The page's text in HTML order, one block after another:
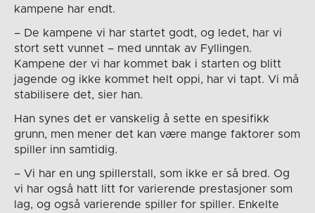
kampene har endt.
– De kampene vi har startet godt, og ledet, har vi
stort sett vunnet – med unntak av Fyllingen.
Kampene der vi har kommet bak i starten og blitt
jagende og ikke kommet helt oppi, har vi tapt. Vi må
stabilisere det, sier han.
Han synes det er vanskelig å sette en spesifikk
grunn, men mener det kan være mange faktorer som
spiller inn samtidig.
– Vi har en ung spillerstall, som ikke er så bred. Og
vi har også hatt litt for varierende prestasjoner som
lag, og også varierende spiller for spiller. Enkelte